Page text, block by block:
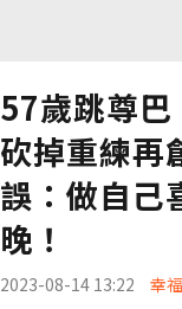
57歲跳尊
砍掉重練再
誤：做自己
晚！
2023-08-14 13:22 幸